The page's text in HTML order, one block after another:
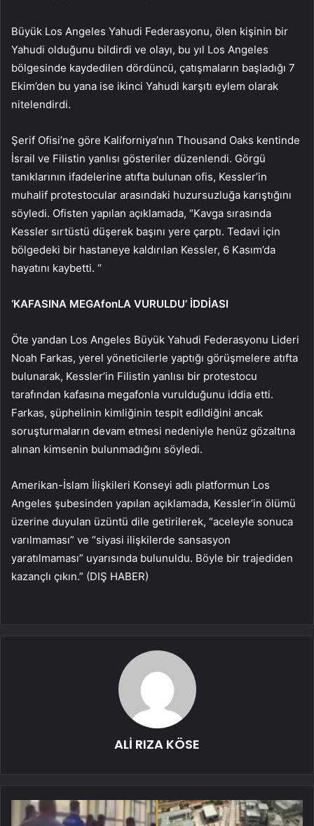
Büyük Los Angeles Yahudi Federasyonu, ölen kişinin bir
Yahudi olduğunu bildirdi ve olayı, bu yıl Los Angeles
bölgesinde kaydedilen dördüncü, çatışmaların başladığı 7
Ekim’den bu yana ise ikinci Yahudi karşıtı eylem olarak
nitelendirdi.
Şerif Ofisi’ne göre Kaliforniya’nın Thousand Oaks kentinde
İsrail ve Filistin yanlısı gösteriler düzenlendi. Görgü
tanıklarının ifadelerine atıfta bulunan ofis, Kessler’in
muhalif protestocular arasındaki huzursuzluğa karıştığını
söyledi. Ofisten yapılan açıklamada, “Kavga sırasında
Kessler sırtüstü düşerek başını yere çarptı. Tedavi için
bölgedeki bir hastaneye kaldırılan Kessler, 6 Kasım’da
hayatını kaybetti. “
‘KAFASINA MEGAfonLA VURULDU’ İDDİASI
Öte yandan Los Angeles Büyük Yahudi Federasyonu Lideri
Noah Farkas, yerel yöneticilerle yaptığı görüşmelere atıfta
bulunarak, Kessler’in Filistin yanlısı bir protestocu
tarafından kafasına megafonla vurulduğunu iddia etti.
Farkas, şüphelinin kimliğinin tespit edildiğini ancak
soruşturmaların devam etmesi nedeniyle henüz gözaltına
alınan kimsenin bulunmadığını söyledi.
Amerikan-İslam İlişkileri Konseyi adlı platformun Los
Angeles şubesinden yapılan açıklamada, Kessler’in ölümü
üzerine duyulan üzüntü dile getirilerek, “aceleyle sonuca
varılmaması” ve “siyasi ilişkilerde sansasyon
yaratılmaması” uyarısında bulunuldu. Böyle bir trajediden
kazançlı çıkın.” (DIŞ HABER)
ALİ RIZA KÖSE